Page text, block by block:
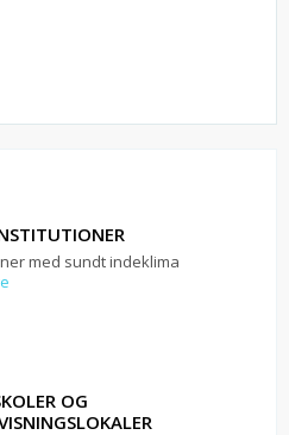
med sundt indeklima
OG